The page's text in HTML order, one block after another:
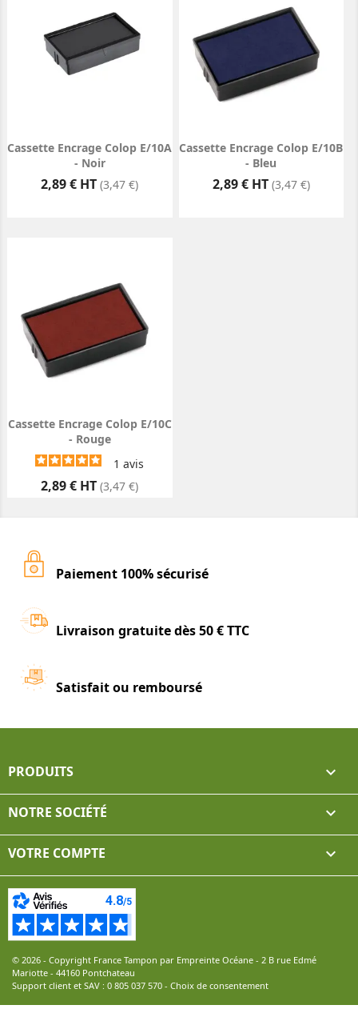
Cassette Encrage Colop E/10A
- Noir
Prix
2,89 € HT (3,47 €)
Cassette Encrage Colop E/10B
- Bleu
Prix
2,89 € HT (3,47 €)
Cassette Encrage Colop E/10C
- Rouge
1avis
Prix
2,89 € HT (3,47 €)
Paiement 100% sécurisé
Livraison gratuite dès 50 € TTC
Satisfait ou remboursé
PRODUITS 
NOTRE SOCIÉTÉ 
VOTRE COMPTE 
© 2026 - Copyright France Tampon par Empreinte Océane - 2 B rue Edmé
Mariotte - 44160 Pontchateau
Support client et SAV : 0 805 037 570 - Choix de consentement